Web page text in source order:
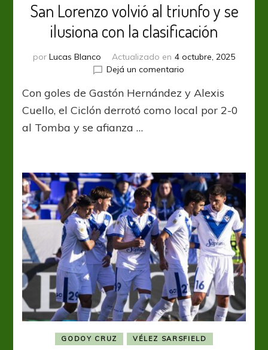
San Lorenzo volvió al triunfo y se
ilusiona con la clasificación
por Lucas Blanco Actualizado en 4 octubre, 2025
Dejá un comentarioen
Lorenzo
volvió
con
la
clasificación
Con goles de Gastón Hernández y Alexis
Cuello, el Ciclón derrotó como local por 2-0
al Tomba y se afianza …
GODOY CRUZ VÉLEZ SARSFIELD